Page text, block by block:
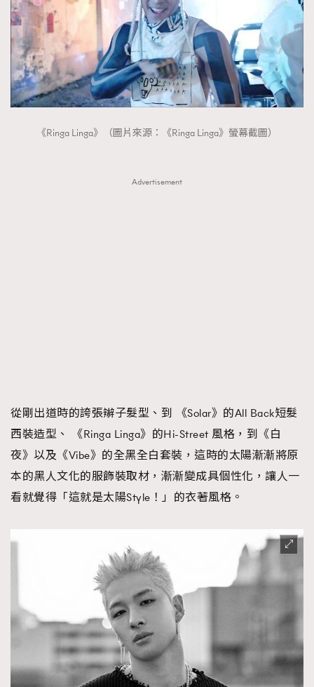
《Ringa Linga》（圖片來源：《Ringa Linga》螢幕截圖）
Advertisement
從剛出道時的誇張辮子髮型、到 《Solar》的All Back短髮
西裝造型、 《Ringa Linga》的Hi-Street 風格，到《白
夜》以及《Vibe》的全黑全白套裝，這時的太陽漸漸將原
本的黑人文化的服飾裝取材，漸漸變成具個性化，讓人一
看就覺得「這就是太陽Style！」的衣著風格。